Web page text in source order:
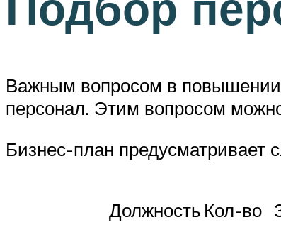
Важным вопросом в повышении
персонал. Этим вопросом
Бизнес-план предусматривает
Должность Кол-во